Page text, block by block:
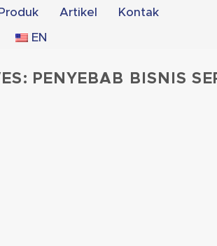
Produk Artikel Kontak
EN
PENYEBAB BISNIS